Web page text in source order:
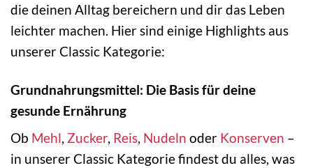
die deinen Alltag bereichern und dir das Leben
leichter machen. Hier sind einige Highlights aus
unserer Classic Kategorie:
Grundnahrungsmittel: Die Basis für deine
gesunde Ernährung
Ob Mehl, Zucker, Reis, Nudeln oder Konserven –
in unserer Classic Kategorie findest du alles, was